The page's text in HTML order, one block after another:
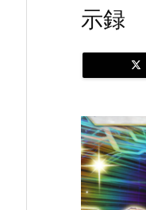
示録